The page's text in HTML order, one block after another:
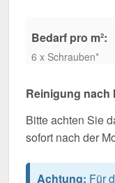
Bedarf pro m²:
6 x Schrauben*
Reinigung nach
Bitte achten Sie
sofort nach der
Achtung: Für